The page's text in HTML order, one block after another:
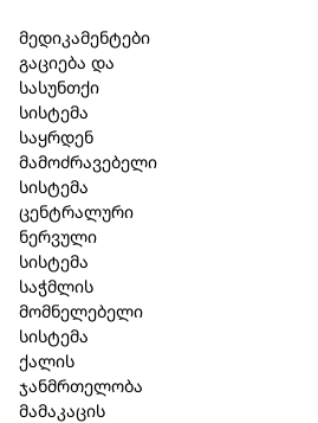
მედიკამენტები
გაციება და
სასუნთქი
სისტემა
საყრდენ
მამოძრავებელი
სისტემა
ცენტრალური
ნერვული
სისტემა
საჭმლის
მომნელებელი
სისტემა
ქალის
ჯანმრთელობა
მამაკაცის